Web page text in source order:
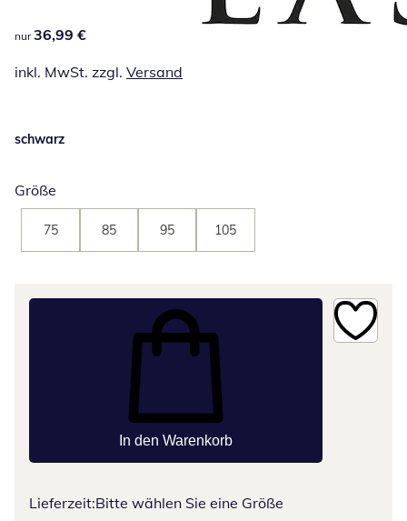
36,99 €
nur 36,99 €
inkl. MwSt. zzgl. Versand
schwarz
Größe
75 85 95 105
In den Warenkorb
Lieferzeit:Bitte wählen Sie eine Größe